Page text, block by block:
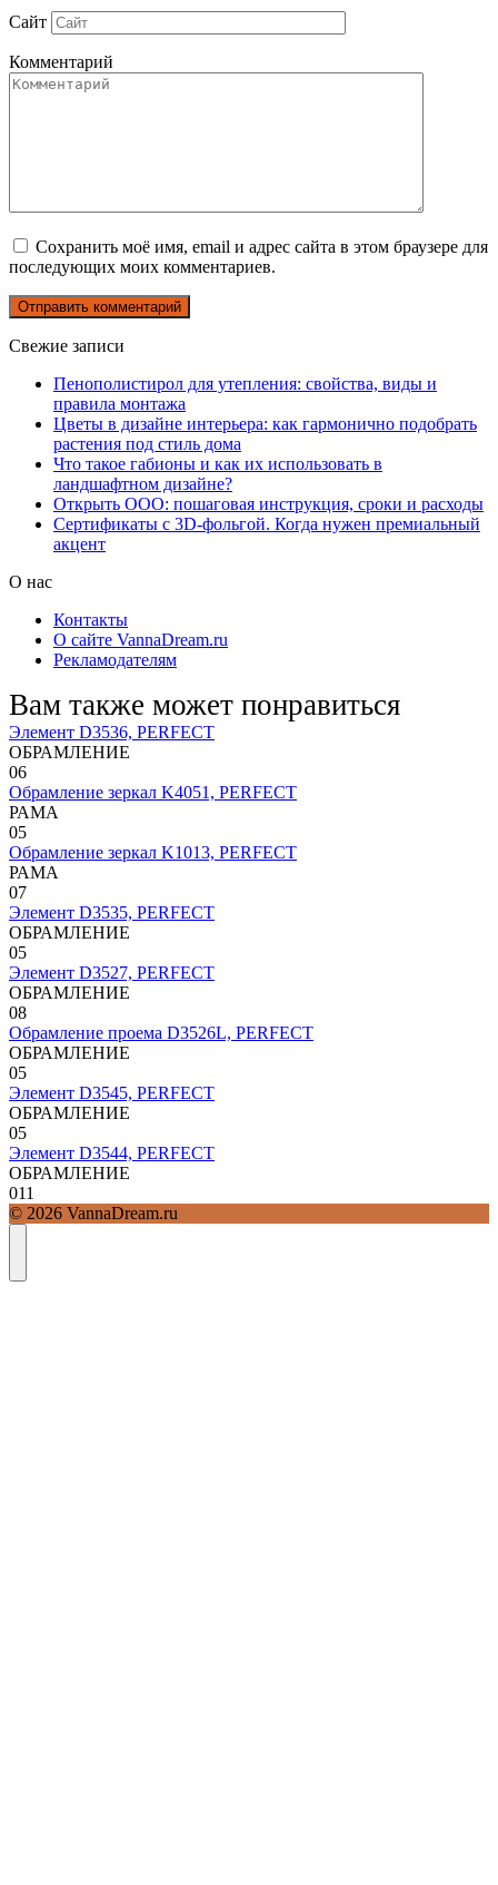
Сайт
Комментарий
Сохранить моё имя, email и адрес сайта в этом браузере для
последующих моих комментариев.
Свежие записи
Пенополистирол для утепления: свойства, виды и
правила монтажа
Цветы в дизайне интерьера: как гармонично подобрать
растения под стиль дома
Что такое габионы и как их использовать в
ландшафтном дизайне?
Открыть ООО: пошаговая инструкция, сроки и расходы
Сертификаты с 3D-фольгой. Когда нужен премиальный
акцент
О нас
Контакты
О сайте VannaDream.ru
Рекламодателям
Вам также может понравиться
Элемент D3536, PERFECT
ОБРАМЛЕНИЕ
06
Обрамление зеркал K4051, PERFECT
РАМА
05
Обрамление зеркал K1013, PERFECT
РАМА
07
Элемент D3535, PERFECT
ОБРАМЛЕНИЕ
05
Элемент D3527, PERFECT
ОБРАМЛЕНИЕ
08
Обрамление проема D3526L, PERFECT
ОБРАМЛЕНИЕ
05
Элемент D3545, PERFECT
ОБРАМЛЕНИЕ
05
Элемент D3544, PERFECT
ОБРАМЛЕНИЕ
011
© 2026 VannaDream.ru